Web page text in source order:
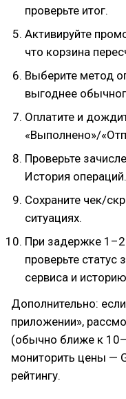
проверьте итог.
Активируйте
что корзина
Выберите метод
выгоднее
Оплатите и
«Выполнено»/
Проверьте
История операций.
Сохраните чек/
ситуациях.
При задержке 1–2
проверьте статус
сервиса и
Дополнительно:
приложении»,
(обычно ближе к
мониторить цены —
рейтингу.